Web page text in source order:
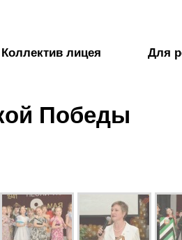
Победы
Коллектив лицея Для